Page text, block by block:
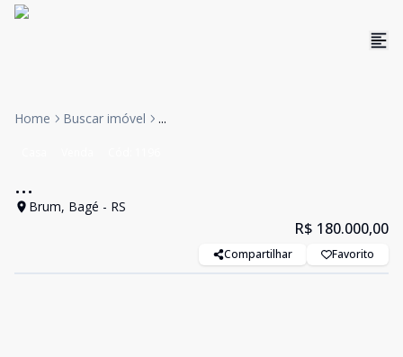
Home Buscar imóvel ...
...
Brum, Bagé - RS
R$ 180.000,00
Compartilhar Favorito